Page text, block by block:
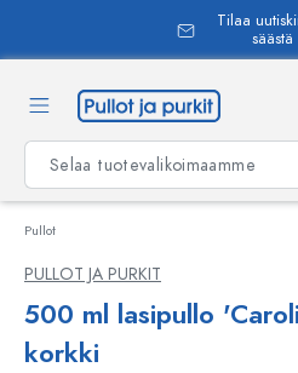
Tilaa
Pullot
PULLOT JA PURKIT
500 ml lasipullo
korkki